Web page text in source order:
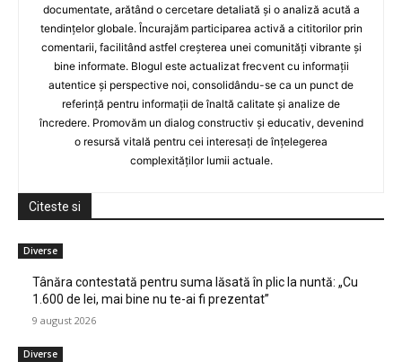
documentate, arătând o cercetare detaliată și o analiză acută a
tendințelor globale. Încurajăm participarea activă a cititorilor prin
comentarii, facilitând astfel creșterea unei comunități vibrante și
bine informate. Blogul este actualizat frecvent cu informații
autentice și perspective noi, consolidându-se ca un punct de
referință pentru informații de înaltă calitate și analize de
încredere. Promovăm un dialog constructiv și educativ, devenind
o resursă vitală pentru cei interesați de înțelegerea
complexităților lumii actuale.
Citeste si
Diverse
Tânăra contestată pentru suma lăsată în plic la nuntă: „Cu
1.600 de lei, mai bine nu te-ai fi prezentat”
9 august 2026
Diverse